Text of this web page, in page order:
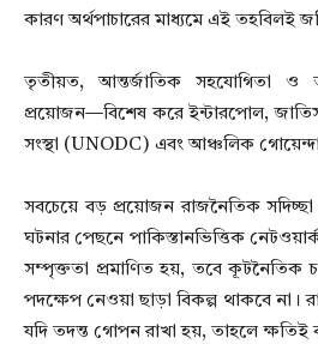
কারণ অর্থপাচারের মাধ্যমে এই তহবিলই
তৃতীয়ত, আন্তর্জাতিক সহযোগিতা ও
প্রয়োজন—বিশেষ করে ইন্টারপোল,
সংস্থা (UNODC) এবং আঞ্চলিক
সবচেয়ে বড় প্রয়োজন রাজনৈতিক
ঘটনার পেছনে পাকিস্তানভিত্তিক
সম্পৃক্ততা প্রমাণিত হয়, তবে
পদক্ষেপ নেওয়া ছাড়া বিকল্প থাকবে না।
যদি তদন্ত গোপন রাখা হয়, তাহলে ক্ষতিই